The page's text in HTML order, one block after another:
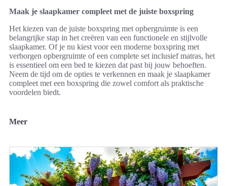
Maak je slaapkamer compleet met de juiste boxspring
Het kiezen van de juiste boxspring met opbergruimte is een
belangrijke stap in het creëren van een functionele en stijlvolle
slaapkamer. Of je nu kiest voor een moderne boxspring met
verborgen opbergruimte of een complete set inclusief matras, het
is essentieel om een bed te kiezen dat past bij jouw behoeften.
Neem de tijd om de opties te verkennen en maak je slaapkamer
compleet met een boxspring die zowel comfort als praktische
voordelen biedt.
Meer